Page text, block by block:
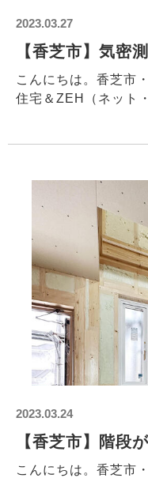
2023.03.27
【香芝市】気密
こんにちは。香芝市
住宅＆ZEH（ネット
2023.03.24
【香芝市】階段
こんにちは。香芝市